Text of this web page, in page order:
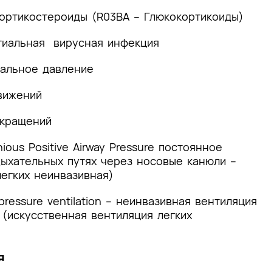
(R03BA – Глюкокортикоиды)
вирусная инфекция
давление
Positive Airway Pressure постоянное
путях через носовые канюли –
неинвазивная)
ventilation – неинвазивная вентиляция
вентиляция легких